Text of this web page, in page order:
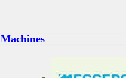
Machines